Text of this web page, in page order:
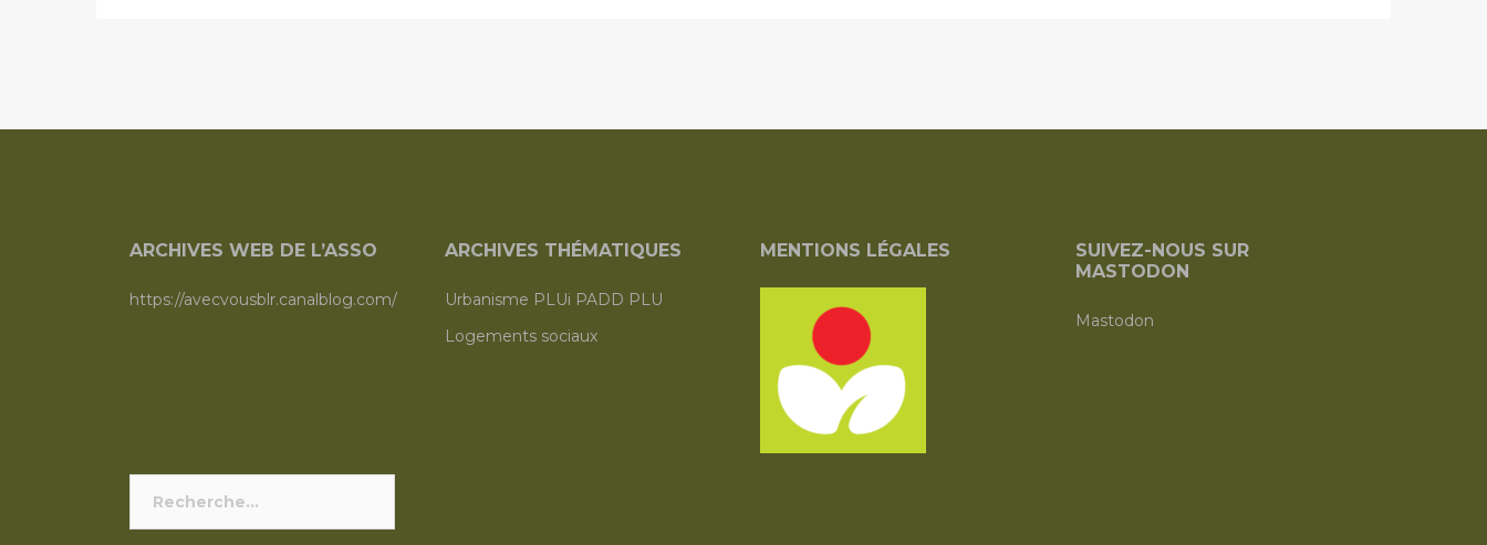
ARCHIVES WEB DE L’ASSO
https://avecvousblr.canalblog.com/
ARCHIVES THÉMATIQUES
Urbanisme PLUi PADD PLU
Logements sociaux
MENTIONS LÉGALES
SUIVEZ-NOUS SUR
MASTODON
Mastodon